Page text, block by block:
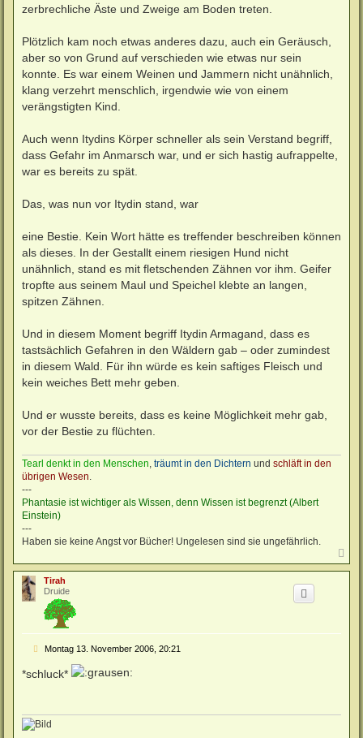
zerbrechliche Äste und Zweige am Boden treten.
Plötzlich kam noch etwas anderes dazu, auch ein Geräusch,
aber so von Grund auf verschieden wie etwas nur sein
konnte. Es war einem Weinen und Jammern nicht unähnlich,
klang verzehrt menschlich, irgendwie wie von einem
verängstigten Kind.
Auch wenn Itydins Körper schneller als sein Verstand begriff,
dass Gefahr im Anmarsch war, und er sich hastig aufrappelte,
war es bereits zu spät.
Das, was nun vor Itydin stand, war
eine Bestie. Kein Wort hätte es treffender beschreiben können
als dieses. In der Gestallt einem riesigen Hund nicht
unähnlich, stand es mit fletschenden Zähnen vor ihm. Geifer
tropfte aus seinem Maul und Speichel klebte an langen,
spitzen Zähnen.
Und in diesem Moment begriff Itydin Armagand, dass es
tastsächlich Gefahren in den Wäldern gab – oder zumindest
in diesem Wald. Für ihn würde es kein saftiges Fleisch und
kein weiches Bett mehr geben.
Und er wusste bereits, dass es keine Möglichkeit mehr gab,
vor der Bestie zu flüchten.
Tearl denkt in den Menschen, träumt in den Dichtern und schläft in den
übrigen Wesen.
---
Phantasie ist wichtiger als Wissen, denn Wissen ist begrenzt (Albert
Einstein)
---
Haben sie keine Angst vor Bücher! Ungelesen sind sie ungefährlich.
a
Tirah
Druide
B
t
Montag 13. November 2006, 20:21
*schluck*